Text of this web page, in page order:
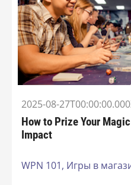
2025-08-
How to Prize Your
Impact
WPN 101, Игры в